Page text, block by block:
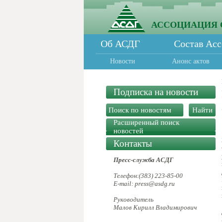
АССОЦИАЦИЯ
Об АСДГ Состав
Новости Анонс актов
Подписка на новости
Расширенный поиск
новостей
Контакты
Пресс-служба АСДГ
Телефон:(383) 223-85-00
E-mail: press@asdg.ru
Руководитель
Малов Кирилл Владимирович